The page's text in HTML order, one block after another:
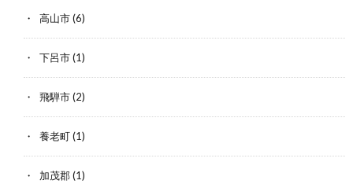
高山市(6)
下呂市(1)
飛騨市(2)
養老町(1)
加茂郡(1)